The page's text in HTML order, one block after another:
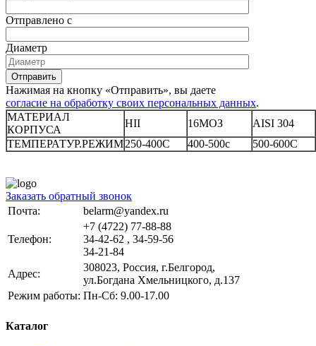
Отправлено с
Диаметр
Отправить
Нажимая на кнопку «Отправить», вы даете
согласие на обработку своих персональных данных.
МАТЕРИАЛ
КОРПУСА
HII 16МОЗ
AISI 304
ТЕМПЕРАТУР.РЕЖИМ250-400C 400-500c 500-600C
Заказать обратный звонок
Почта:
belarm@yandex.ru
Телефон:
+7 (4722) 77-88-88
34-42-62 , 34-59-56
34-21-84
Адрес:
308023, Россия, г.Белгород,
ул.Богдана Хмельницкого, д.137
Режим работы: Пн-Сб: 9.00-17.00
Каталог